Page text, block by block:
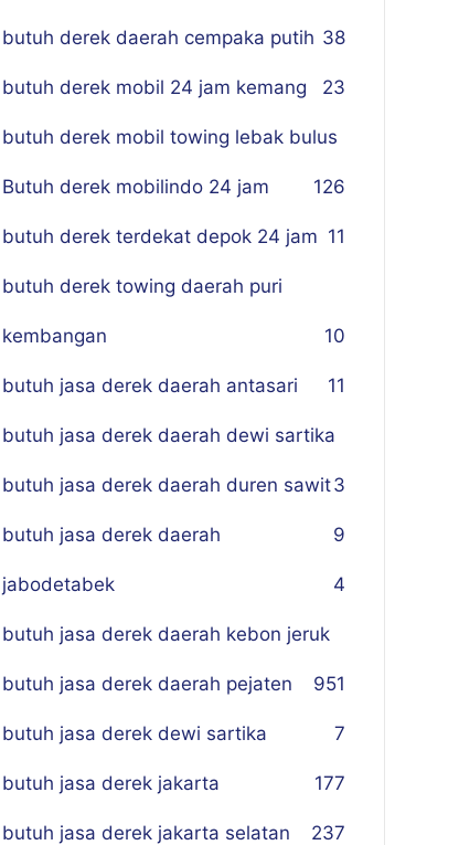
butuh derek daerah cempaka putih 38
butuh derek mobil 24 jam kemang 23
butuh derek mobil towing lebak bulus
26
Butuh derek mobilindo 24 jam 1
butuh derek terdekat depok 24 jam 11
butuh derek towing daerah puri
kembangan 10
butuh jasa derek daerah antasari 11
butuh jasa derek daerah dewi sartika
3
butuh jasa derek daerah duren sawit
9
butuh jasa derek daerah
jabodetabek 4
butuh jasa derek daerah kebon jeruk
51
butuh jasa derek daerah pejaten 9
butuh jasa derek dewi sartika 7
butuh jasa derek jakarta 177
butuh jasa derek jakarta selatan 237